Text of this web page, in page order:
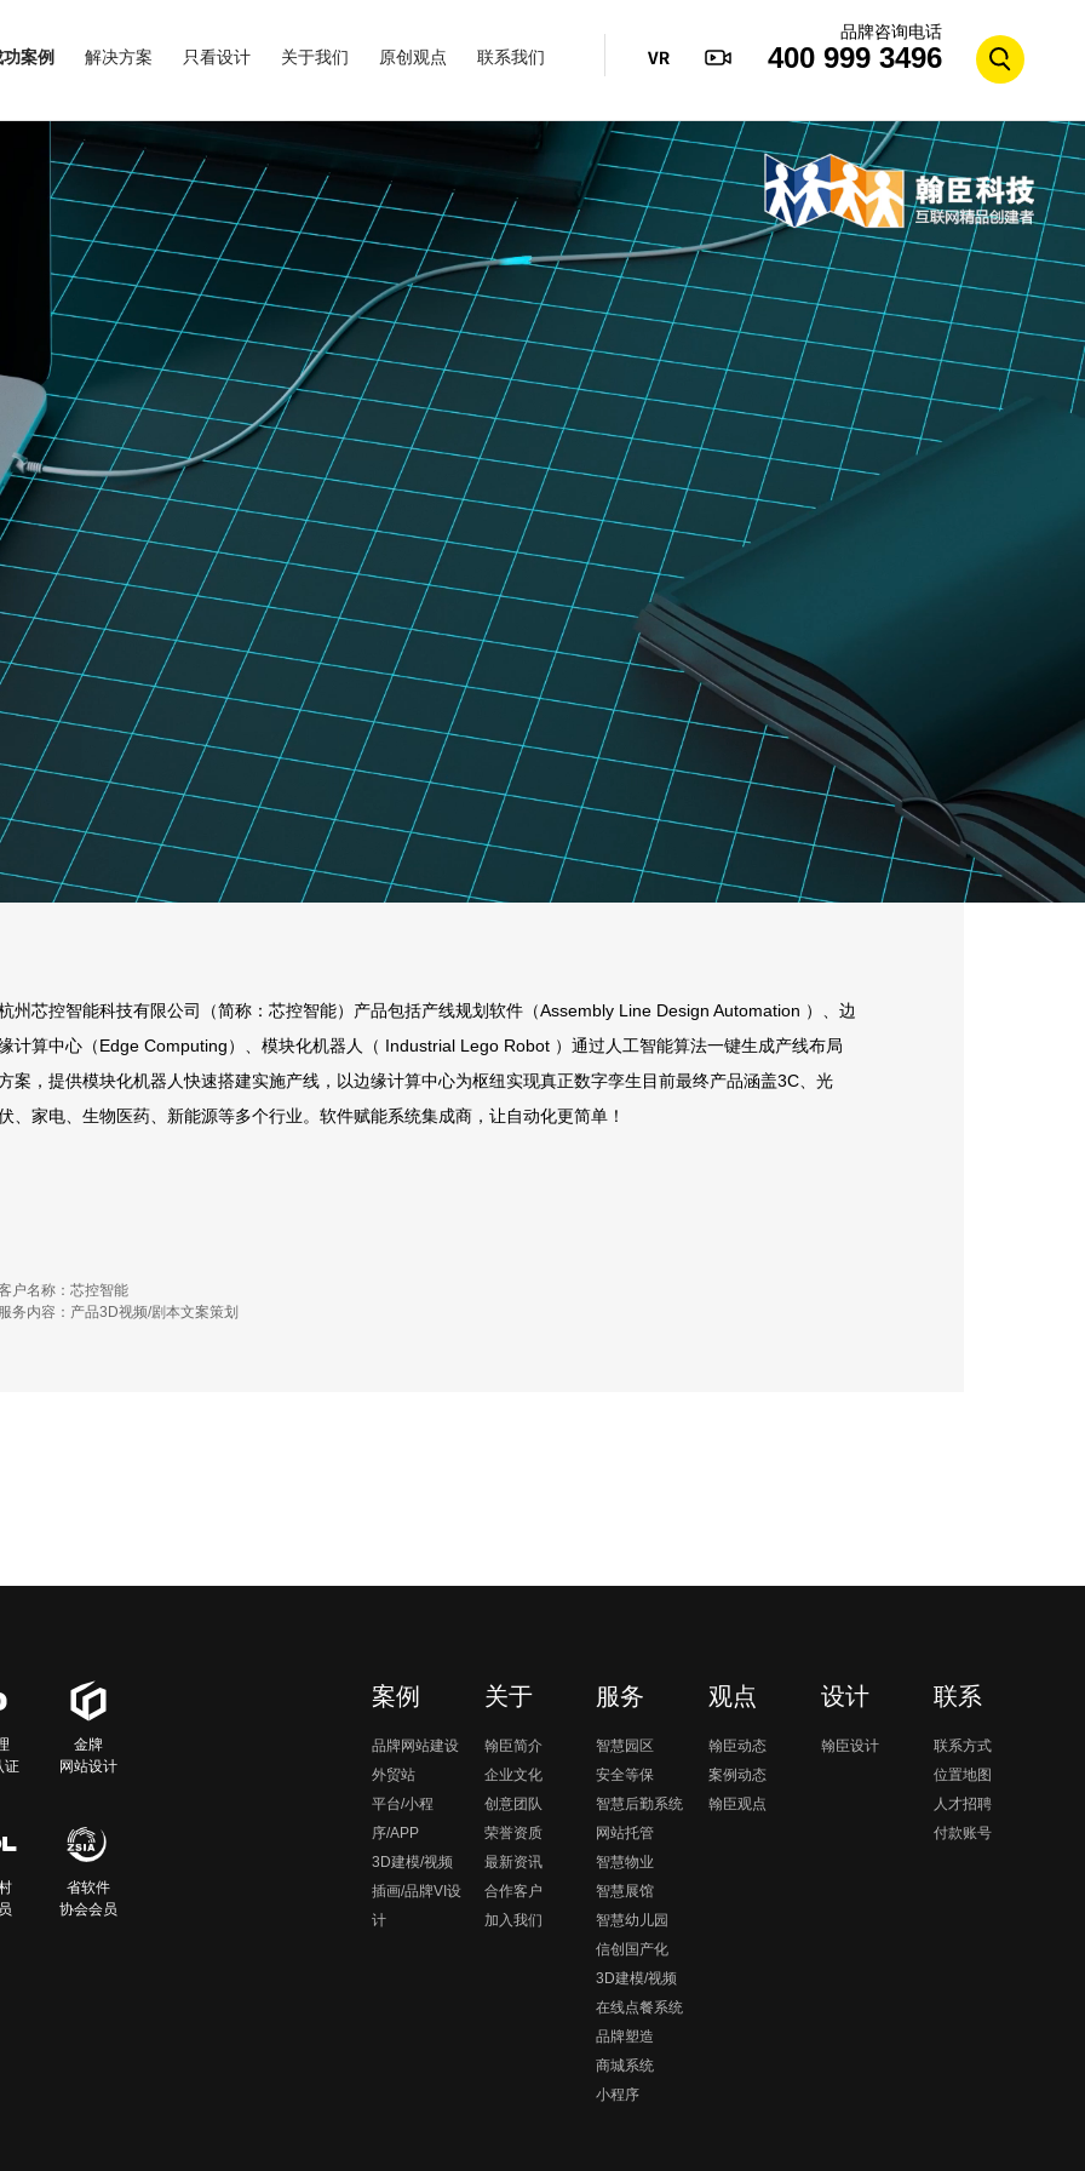
案例 解决方案 只看设计 关于我们 原创观点 联系我们
品牌咨询电话
400 999 3496
州芯控智能科技有限公司（简称：芯控智能）产品包括产线规划软件（Assembly Line Design Automation ）、边
计算中心（Edge Computing）、模块化机器人（ Industrial Lego Robot ）通过人工智能算法一键生成产线布局
案，提供模块化机器人快速搭建实施产线，以边缘计算中心为枢纽实现真正数字孪生目前最终产品涵盖3C、光
、家电、生物医药、新能源等多个行业。软件赋能系统集成商，让自动化更简单！
户名称：芯控智能
务内容：产品3D视频/剧本文案策划
证
金牌
网站设计
省软件
协会会员
案例
品牌网站建设
外贸站
平台/小程
序/APP
3D建模/视频
插画/品牌VI设
计
关于
翰臣简介
企业文化
创意团队
荣誉资质
最新资讯
合作客户
加入我们
服务
智慧园区
安全等保
智慧后勤系统
网站托管
智慧物业
智慧展馆
智慧幼儿园
信创国产化
3D建模/视频
在线点餐系统
品牌塑造
商城系统
小程序
观点
翰臣动态
案例动态
翰臣观点
设计
翰臣设计
联系
联系方式
位置地图
人才招聘
付款账号